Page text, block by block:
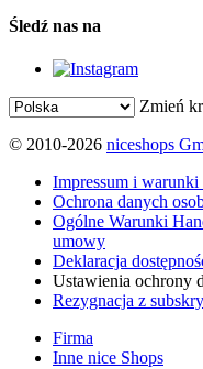
Śledź nas na
Zmień
© 2010-2026 niceshops
Impressum i
Ochrona danych
Ogólne Warunki
umowy
Deklaracja
Ustawienia ochrony
Rezygnacja z
Firma
Inne nice Shops